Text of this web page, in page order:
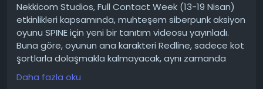
Nekkicom Studios, Full Contact Week (13-19 Nisan)
etkinlikleri kapsamında, muhteşem siberpunk aksiyon
oyunu SPINE için yeni bir tanıtım videosu yayınladı.
Buna göre, oyunun ana karakteri Redline, sadece kot
şortlarla dolaşmakla kalmayacak, aynı zamanda
kıyafet değiştirebilecek.
Daha fazla oku